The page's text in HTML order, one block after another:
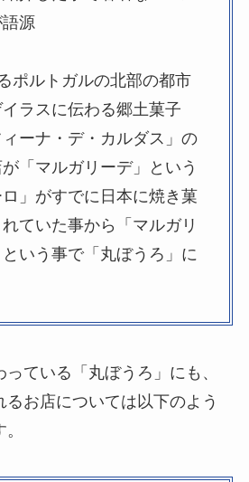
源
ポルトガルの北部の都市
ラスに伝わる郷土菓子
ィーナ・デ・カルダス」の
「マルガリーデ」という
」がすでに日本に焼き菓
ていた事から「マルガリ
いう事で「丸ぼうろ」に
ている「丸ぼうろ」にも、
お店については以下のよう